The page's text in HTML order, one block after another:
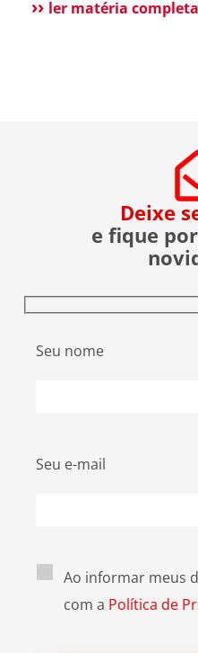
esclarecer que não
ler matéria completa
Deixe
e fique
Seu nome
Seu e-mail
Ao informar meus
com a Política de